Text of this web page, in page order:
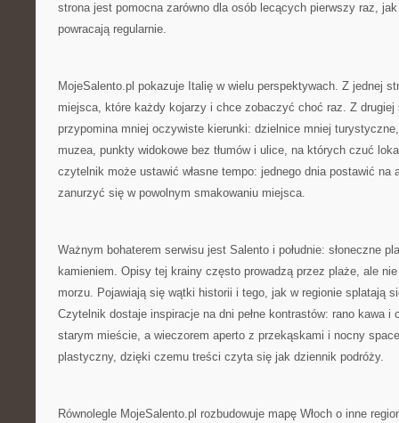
strona jest pomocna zarówno dla osób lecących pierwszy raz,
powracają regularnie.
MojeSalento.pl pokazuje Italię w wielu perspektywach. Z jednej
miejsca, które każdy kojarzy i chce zobaczyć choć raz. Z drugiej
przypomina mniej oczywiste kierunki: dzielnice mniej
muzea, punkty widokowe bez tłumów i ulice, na których czuć
czytelnik może ustawić własne tempo: jednego dnia postawić na
zanurzyć się w powolnym smakowaniu miejsca.
Ważnym bohaterem serwisu jest Salento i południe: słoneczne
kamieniem. Opisy tej krainy często prowadzą przez plaże, ale
morzu. Pojawiają się wątki historii i tego, jak w regionie splatają
Czytelnik dostaje inspiracje na dni pełne kontrastów: rano kawa i
starym mieście, a wieczorem aperto z przekąskami i nocny
plastyczny, dzięki czemu treści czyta się jak dziennik podróży.
Równolegle MojeSalento.pl rozbudowuje mapę Włoch o inne